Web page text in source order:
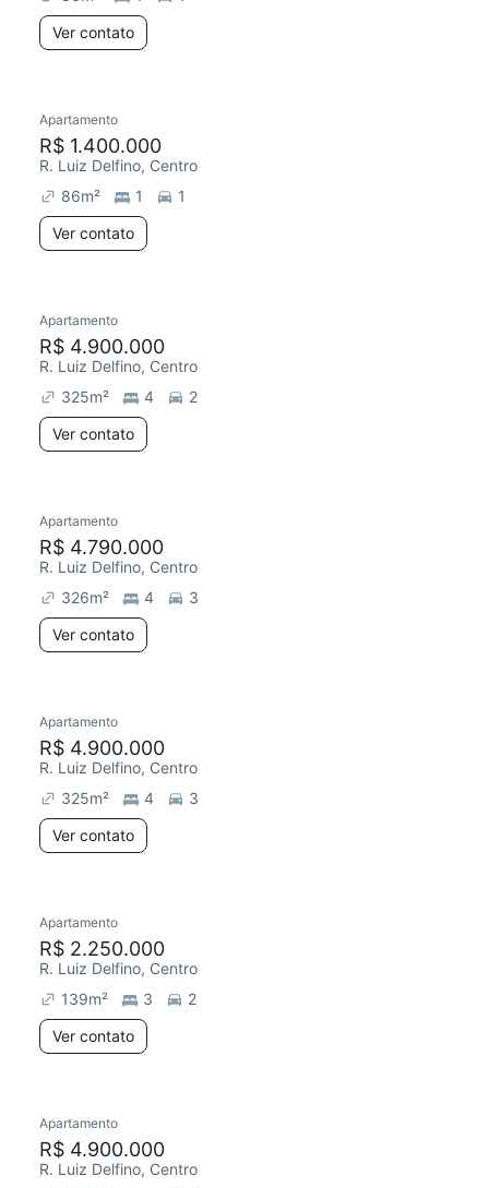
Ver contato
Apartamento
R$ 1.400.000
R. Luiz Delfino, Centro
86m² 1
1
Ver contato
Apartamento
R$ 4.900.000
R. Luiz Delfino, Centro
325m² 4
2
Ver contato
Apartamento
R$ 4.790.000
R. Luiz Delfino, Centro
326m² 4
3
Ver contato
Apartamento
R$ 4.900.000
R. Luiz Delfino, Centro
325m² 4
3
Ver contato
Apartamento
R$ 2.250.000
R. Luiz Delfino, Centro
139m² 3
2
Ver contato
Apartamento
R$ 4.900.000
R. Luiz Delfino, Centro